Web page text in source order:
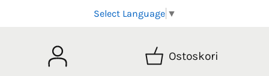
Select Language ▼
Ostoskori